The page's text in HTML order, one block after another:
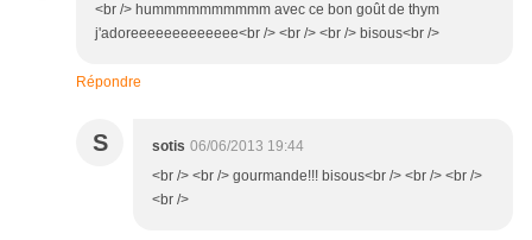
<br /> hummmmmmmmmm avec ce bon goût de thym
j'adoreeeeeeeeeeeee<br /> <br /> <br /> bisous<br />
Répondre
S sotis 06/06/2013 19:44
<br /> <br /> gourmande!!! bisous<br /> <br /> <br />
<br />